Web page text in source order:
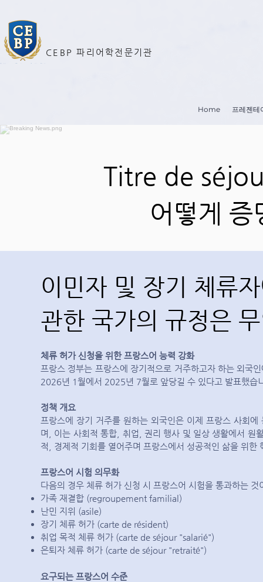
CEBP 파리어학전문기관
Home 프레젠테
Titre de
어떻게 증
이민자 및 장기 체류
관한 국가의 규정은
체류 허가 신청을 위한 프랑스어 능력 강화
프랑스 정부는 프랑스에 장기적으로 거주하고자 하는 외국
2026년 1월에서 2025년 7월로 앞당길 수 있다고 발표했습
정책 개요
프랑스에 장기 거주를 원하는 외국인은 이제 프랑스 사회
며, 이는 사회적 통합, 취업, 권리 행사 및 일상 생활에서 원
적, 경제적 기회를 열어주며 프랑스에서 성공적인 삶을 위한
프랑스어 시험 의무화
다음의 경우 체류 허가 신청 시 프랑스어 시험을 통과하는 것
가족 재결합 (regroupement familial)
난민 지위 (asile)
장기 체류 허가 (carte de résident)
취업 목적 체류 허가 (carte de séjour "salarié")
은퇴자 체류 허가 (carte de séjour "retraité")
요구되는 프랑스어 수준